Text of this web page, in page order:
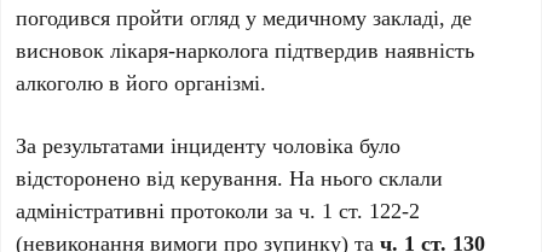
погодився пройти огляд у медичному закладі, де
висновок лікаря-нарколога підтвердив наявність
алкоголю в його організмі.
За результатами інциденту чоловіка було
відсторонено від керування. На нього склали
адміністративні протоколи за ч. 1 ст. 122-2
(невиконання вимоги про зупинку) тач. 1 ст. 130